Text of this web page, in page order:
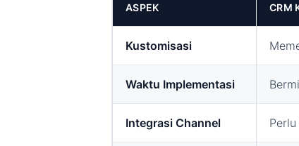
ASPEK CRM
Kustomisasi
Waktu Implementasi
Integrasi Channel